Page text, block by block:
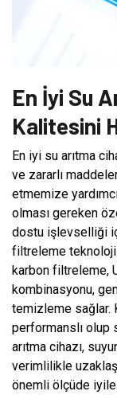
En İyi Su
Kalitesini
En iyi su arıtma
ve zararlı
etmemize
olması gereken
dostu işlevselliği
filtreleme
karbon filtreleme,
kombinasyonu,
temizleme sağlar.
performanslı
arıtma cihazı,
verimlilikle
önemli ölçüde